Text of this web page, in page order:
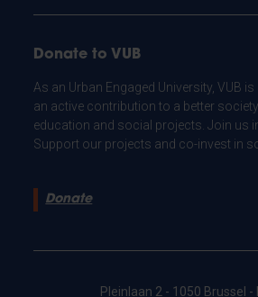
Donate to VUB
As an Urban Engaged University, VUB
an active contribution to a better
education and social projects. Join us
Support our projects and co-invest in
Donate
Pleinlaan 2 - 1050 Brussel -